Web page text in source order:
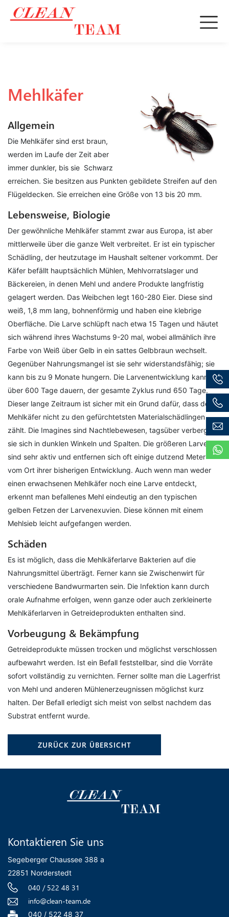
Mehlkäfer
Allgemein
Die Mehlkäfer sind erst braun,
werden im Laufe der Zeit aber
immer dunkler, bis sie Schwarz
erreichen. Sie besitzen aus Punkten gebildete Streifen auf den
Flügeldecken. Sie erreichen eine Größe von 13 bis 20 mm.
Lebensweise, Biologie
Der gewöhnliche Mehlkäfer stammt zwar aus Europa, ist aber
mittlerweile über die ganze Welt verbreitet. Er ist ein typischer
Schädling, der heutzutage im Haushalt seltener vorkommt. Der
Käfer befällt hauptsächlich Mühlen, Mehlvorratslager und
Bäckereien, in denen Mehl und andere Produkte langfristig
gelagert werden. Das Weibchen legt 160-280 Eier. Diese sind
weiß, 1,8 mm lang, bohnenförmig und haben eine klebrige
Oberfläche. Die Larve schlüpft nach etwa 15 Tagen und häutet
sich während ihres Wachstums 9-20 mal, wobei allmählich ihre
Farbe von Weiß über Gelb in ein sattes Gelbbraun wechselt.
Gegenüber Nahrungsmangel ist sie sehr widerstandsfähig; sie
kann bis zu 9 Monate hungern. Die Larvenentwicklung kann
über 600 Tage dauern, der gesamte Zyklus rund 650 Tage.
Dieser lange Zeitraum ist sicher mit ein Grund dafür, dass der
Mehlkäfer nicht zu den gefürchtetsten Materialschädlingen
zählt. Die Imagines sind Nachtlebewesen, tagsüber verbergen
sie sich in dunklen Winkeln und Spalten. Die größeren Larven
sind sehr aktiv und entfernen sich oft einige dutzend Meter
vom Ort ihrer bisherigen Entwicklung. Auch wenn man weder
einen erwachsenen Mehlkäfer noch eine Larve entdeckt,
erkennt man befallenes Mehl eindeutig an den typischen
gelben Fetzen der Larvenexuvien. Diese können mit einem
Mehlsieb leicht aufgefangen werden.
Schäden
Es ist möglich, dass die Mehlkäferlarve Bakterien auf die
Nahrungsmittel überträgt. Ferner kann sie Zwischenwirt für
verschiedene Bandwurmarten sein. Die Infektion kann durch
orale Aufnahme erfolgen, wenn ganze oder auch zerkleinerte
Mehlkäferlarven in Getreideprodukten enthalten sind.
Vorbeugung & Bekämpfung
Getreideprodukte müssen trocken und möglichst verschlossen
aufbewahrt werden. Ist ein Befall feststellbar, sind die Vorräte
sofort vollständig zu vernichten. Ferner sollte man die Lagerfrist
von Mehl und anderen Mühlenerzeugnissen möglichst kurz
halten. Der Befall erledigt sich meist von selbst nachdem das
Substrat entfernt wurde.
ZURÜCK ZUR ÜBERSICHT
Kontaktieren Sie uns
Segeberger Chaussee 388 a
22851 Norderstedt
040 / 522 48 31
info@clean-team.de
040 / 522 48 37